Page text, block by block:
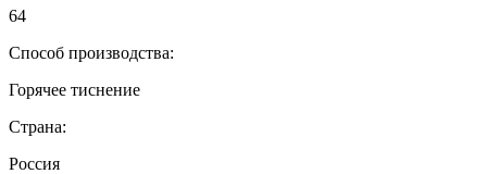
64
Способ производства:
Горячее тиснение
Страна:
Россия